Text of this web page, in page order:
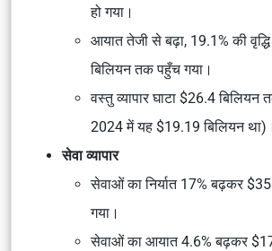
हो गया।
आयात तेजी से बढ़ा, 19.1% की
बिलियन तक पहुँच गया।
वस्तु व्यापार घाटा $26.4
2024 में यह $19.19 बिलियन था)।
सेवा व्यापार
सेवाओं का निर्यात 17% बढ़कर
गया।
सेवाओं का आयात 4.6% बढ़कर